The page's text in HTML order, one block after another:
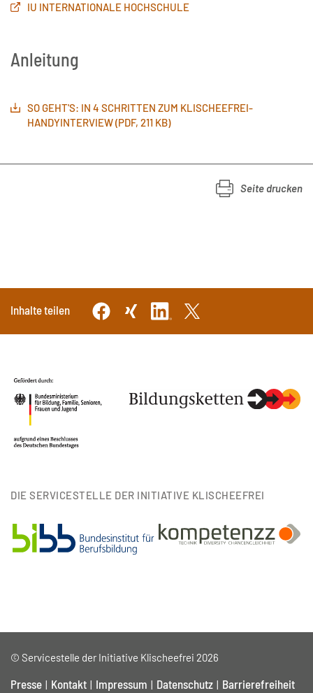
IU INTERNATIONALE HOCHSCHULE
Anleitung
SO GEHT'S: IN 4 SCHRITTEN ZUM KLISCHEEFREI-
HANDYINTERVIEW (PDF, 211 KB)
Seite drucken
Inhalte teilen
DIE SERVICESTELLE DER INITIATIVE KLISCHEEFREI
© Servicestelle der Initiative Klischeefrei 2026
Presse Kontakt Impressum Datenschutz
Barrierefreiheit